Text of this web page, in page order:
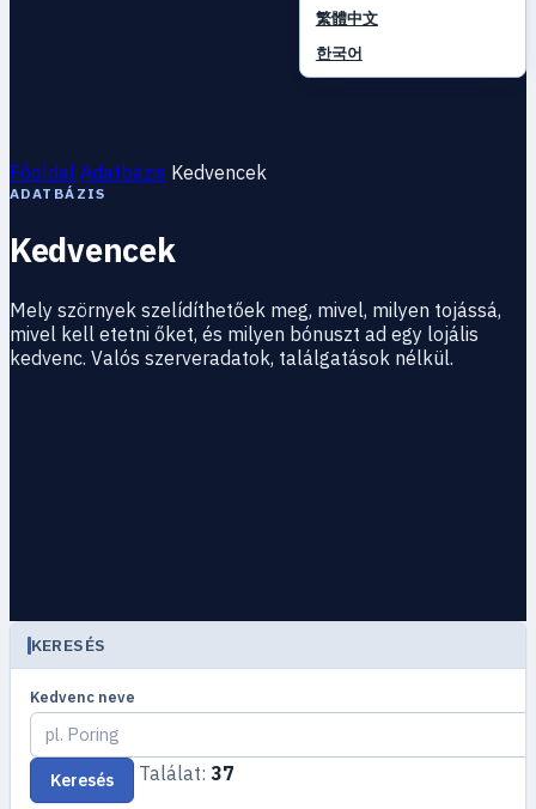
繁體中文
한국어
Főoldal Adatbázis Kedvencek
ADATBÁZIS
Kedvencek
Mely szörnyek szelídíthetőek meg, mivel, milyen tojássá,
mivel kell etetni őket, és milyen bónuszt ad egy lojális
kedvenc. Valós szerveradatok, találgatások nélkül.
KERESÉS
Kedvenc neve
Keresés Találat: 37